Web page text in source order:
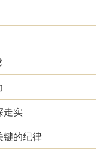
走实
键的纪律